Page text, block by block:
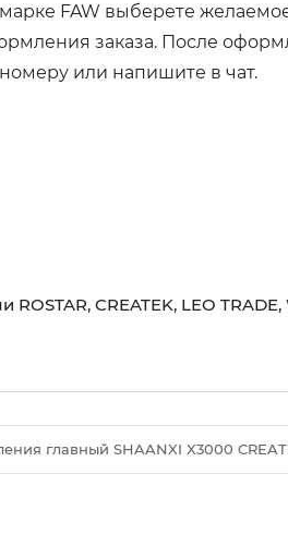
FAW выберете
заказа. После
или напишите в чат.
CREATEK, LEO
главный SHAANXI X3000